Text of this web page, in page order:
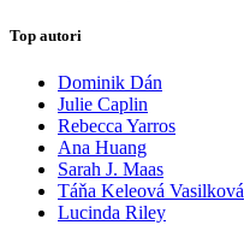
Top autori
Dominik Dán
Julie Caplin
Rebecca Yarros
Ana Huang
Sarah J. Maas
Táňa Keleová Vasilková
Lucinda Riley